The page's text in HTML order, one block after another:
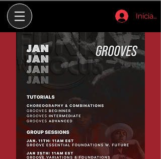
Iniciar